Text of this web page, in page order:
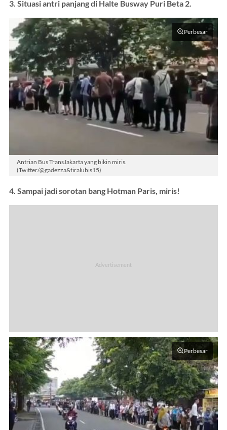
3. Situasi antri panjang di Halte Busway Puri Beta 2.
Perbesar
Antrian Bus TransJakarta yang bikin miris.
(Twitter/@gadezza&tiralubis15)
4. Sampai jadi sorotan bang Hotman Paris, miris!
Perbesar